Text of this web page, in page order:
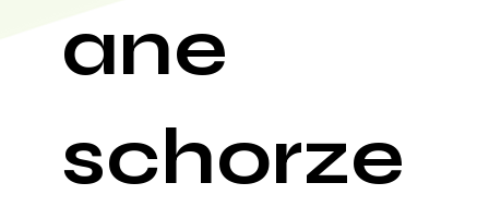
ane
schorze